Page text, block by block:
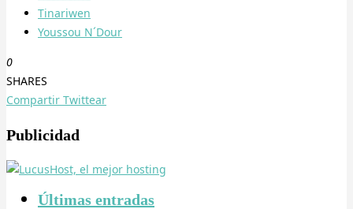
Tinariwen
Youssou N´Dour
0
SHARES
Compartir Twittear
Publicidad
Últimas entradas